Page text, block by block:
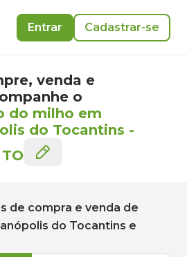
Entrar Cadastrar-se
venda e
o
do milho em
do Tocantins -
TO
de compra e venda de
do Tocantins e